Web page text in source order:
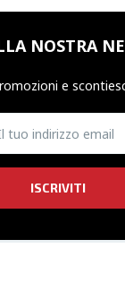
NOSTRA
e sconti
ISCRIVITI